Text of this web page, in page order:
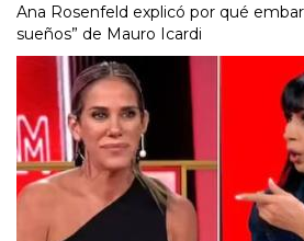
Ana Rosenfeld explicó por qué
sueños” de Mauro Icardi